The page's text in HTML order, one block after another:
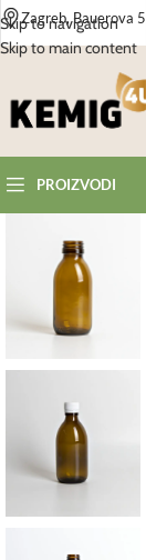
Skip to navigation
Skip to main content
Zagreb, Bauerova 5
PROIZVODI